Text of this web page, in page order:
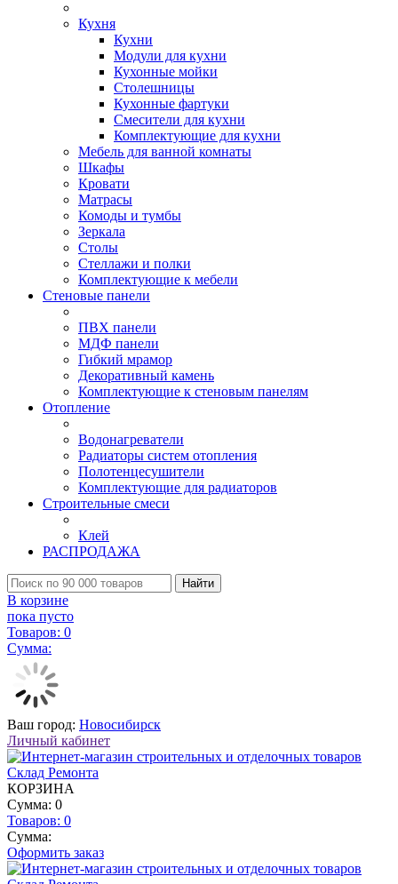
Кухня
Кухни
Модули для кухни
Кухонные мойки
Столешницы
Кухонные фартуки
Смесители для кухни
Комплектующие для кухни
Мебель для ванной комнаты
Шкафы
Кровати
Матрасы
Комоды и тумбы
Зеркала
Столы
Стеллажи и полки
Комплектующие к мебели
Стеновые панели
ПВХ панели
МДФ панели
Гибкий мрамор
Декоративный камень
Комплектующие к стеновым панелям
Отопление
Водонагреватели
Радиаторы систем отопления
Полотенцесушители
Комплектующие для радиаторов
Строительные смеси
Клей
РАСПРОДАЖА
Найти
В корзине
пока пусто
Товаров: 0
Сумма:
Ваш город: Новосибирск
Личный кабинет
КОРЗИНА
Сумма: 0
Товаров: 0
Сумма:
Оформить заказ